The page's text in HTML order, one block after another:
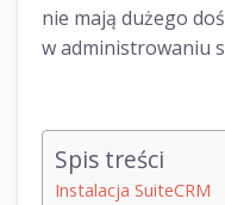
nie mają dużego
w administrowaniu
Spis treści
Instalacja SuiteCRM